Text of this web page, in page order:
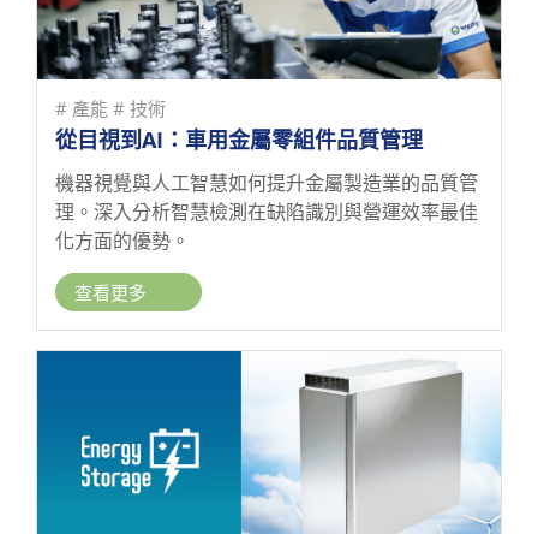
# 產能 # 技術
從目視到AI：車用金屬零組件品質管理
機器視覺與人工智慧如何提升金屬製造業的品質管
理。深入分析智慧檢測在缺陷識別與營運效率最佳
化方面的優勢。
查看更多